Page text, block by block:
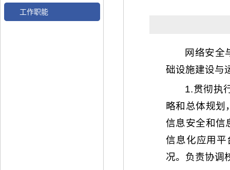
工作职能
网络安全
础设施建设与
1.贯彻执
略和总体规划
信息安全和信
信息化应用
况。负责协调